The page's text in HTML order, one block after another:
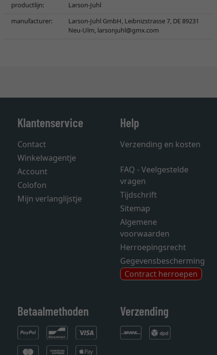
productlijn:
Larson-Juhl
manufacturer:
Larson-Juhl GmbH, Leibnizstrasse 7, DE 89231
Neu-Ulm, larsonjuhl@gmx.com
Klantenservice
Contact
Winkelwagentje
Account
Colofon
Mijn verlanglijstje
Help
Verzending en kosten
FAQ - Veelgestelde
vragen
Tijdschrift
Sitemap
Algemene
voorwaarden
Herroepingsrecht
Gegevensbescherming
Contract herroepen
Betaalmethoden Verzending